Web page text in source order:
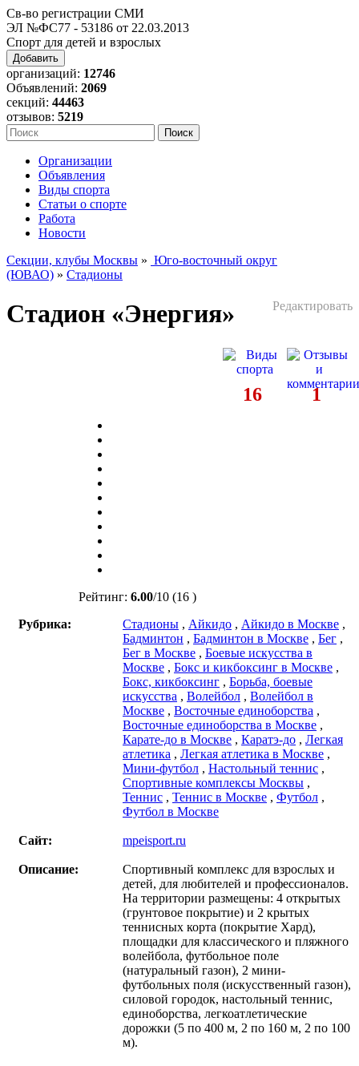
Св-во регистрации СМИ
ЭЛ №ФС77 - 53186 от 22.03.2013
Спорт для детей и взрослых
Добавить
организаций: 12746
Объявлений: 2069
секций: 44463
отзывов: 5219
Организации
Объявления
Виды спорта
Статьи о спорте
Работа
Новости
Секции, клубы Москвы » Юго-восточный округ
(ЮВАО) » Стадионы
Редактировать
Стадион «Энергия»
1
16
Рейтинг: 6.00/10 (16 )
Рубрика:
Стадионы , Айкидо , Айкидо в Москве ,
Бадминтон , Бадминтон в Москве , Бег ,
Бег в Москве , Боевые искусства в
Москве , Бокс и кикбоксинг в Москве ,
Бокс, кикбоксинг , Борьба, боевые
искусства , Волейбол , Волейбол в
Москве , Восточные единоборства ,
Восточные единоборства в Москве ,
Карате-до в Москве , Каратэ-до , Легкая
атлетика , Легкая атлетика в Москве ,
Мини-футбол , Настольный теннис ,
Спортивные комплексы Москвы ,
Теннис , Теннис в Москве , Футбол ,
Футбол в Москве
Сайт: mpeisport.ru
Описание:
Спортивный комплекс для взрослых и
детей, для любителей и профессионалов.
На территории размещены: 4 открытых
(грунтовое покрытие) и 2 крытых
теннисных корта (покрытие Хард),
площадки для классического и пляжного
волейбола, футбольное поле
(натуральный газон), 2 мини-
футбольных поля (искусственный газон),
силовой городок, настольный теннис,
единоборства, легкоатлетические
дорожки (5 по 400 м, 2 по 160 м, 2 по 100
м).